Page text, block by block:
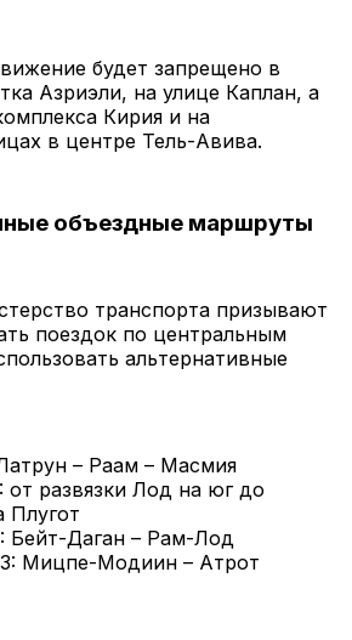
будет запрещено в
Азриэли, на улице Каплан, а
Кирия и на
в центре Тель-Авива.
объездные маршруты
транспорта призывают
поездок по центральным
альтернативные
– Раам – Масмия
развязки Лод на юг до
Плугот
Даган – Рам-Лод
Мицпе-Модиин – Атрот